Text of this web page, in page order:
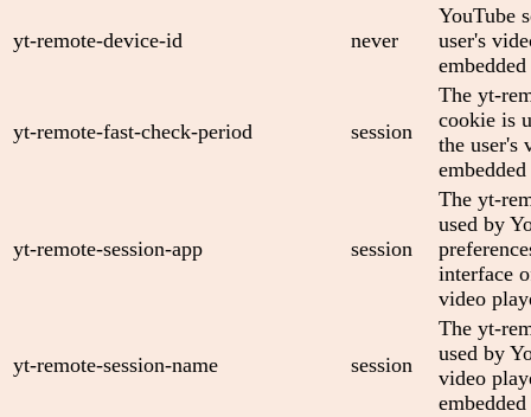
yt-remote-device-id never
YouTube
user's
yt-remote-fast-check-period session
The yt-
cookie is
the user's
yt-remote-session-app session
The yt-
used by
interface
video
yt-remote-session-name session
The yt-
used by
video